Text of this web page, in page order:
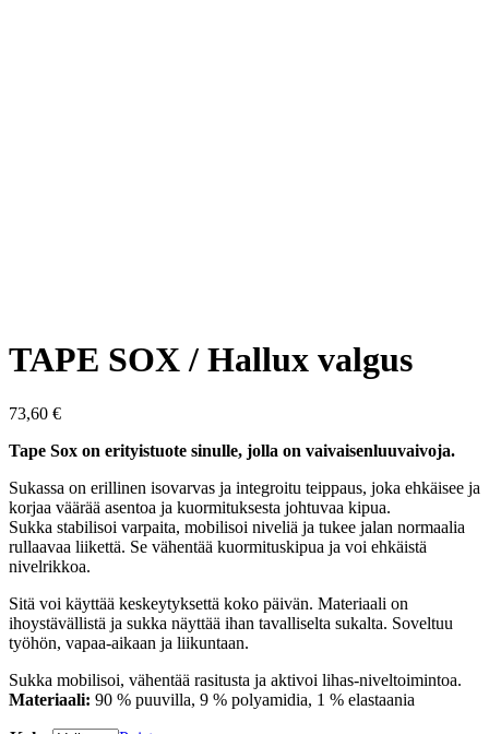
TAPE SOX / Hallux valgus
73,60 €
Tape Sox on erityistuote sinulle, jolla on vaivaisenluuvaivoja.
Sukassa on erillinen isovarvas ja integroitu teippaus, joka ehkäisee ja
korjaa väärää asentoa ja kuormituksesta johtuvaa kipua.
Sukka stabilisoi varpaita, mobilisoi niveliä ja tukee jalan normaalia
rullaavaa liikettä. Se vähentää kuormituskipua ja voi ehkäistä
nivelrikkoa.
Sitä voi käyttää keskeytyksettä koko päivän. Materiaali on
ihoystävällistä ja sukka näyttää ihan tavalliselta sukalta. Soveltuu
työhön, vapaa-aikaan ja liikuntaan.
Sukka mobilisoi, vähentää rasitusta ja aktivoi lihas-niveltoimintoa.
Materiaali: 90 % puuvilla, 9 % polyamidia, 1 % elastaania